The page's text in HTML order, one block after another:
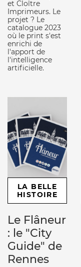
et Cloître
Imprimeurs. Le
projet ? Le
catalogue 2023
où le print s'est
enrichi de
l'apport de
l'intelligence
artificielle.
LA BELLE
HISTOIRE
Le Flâneur
: le "City
Guide" de
Rennes